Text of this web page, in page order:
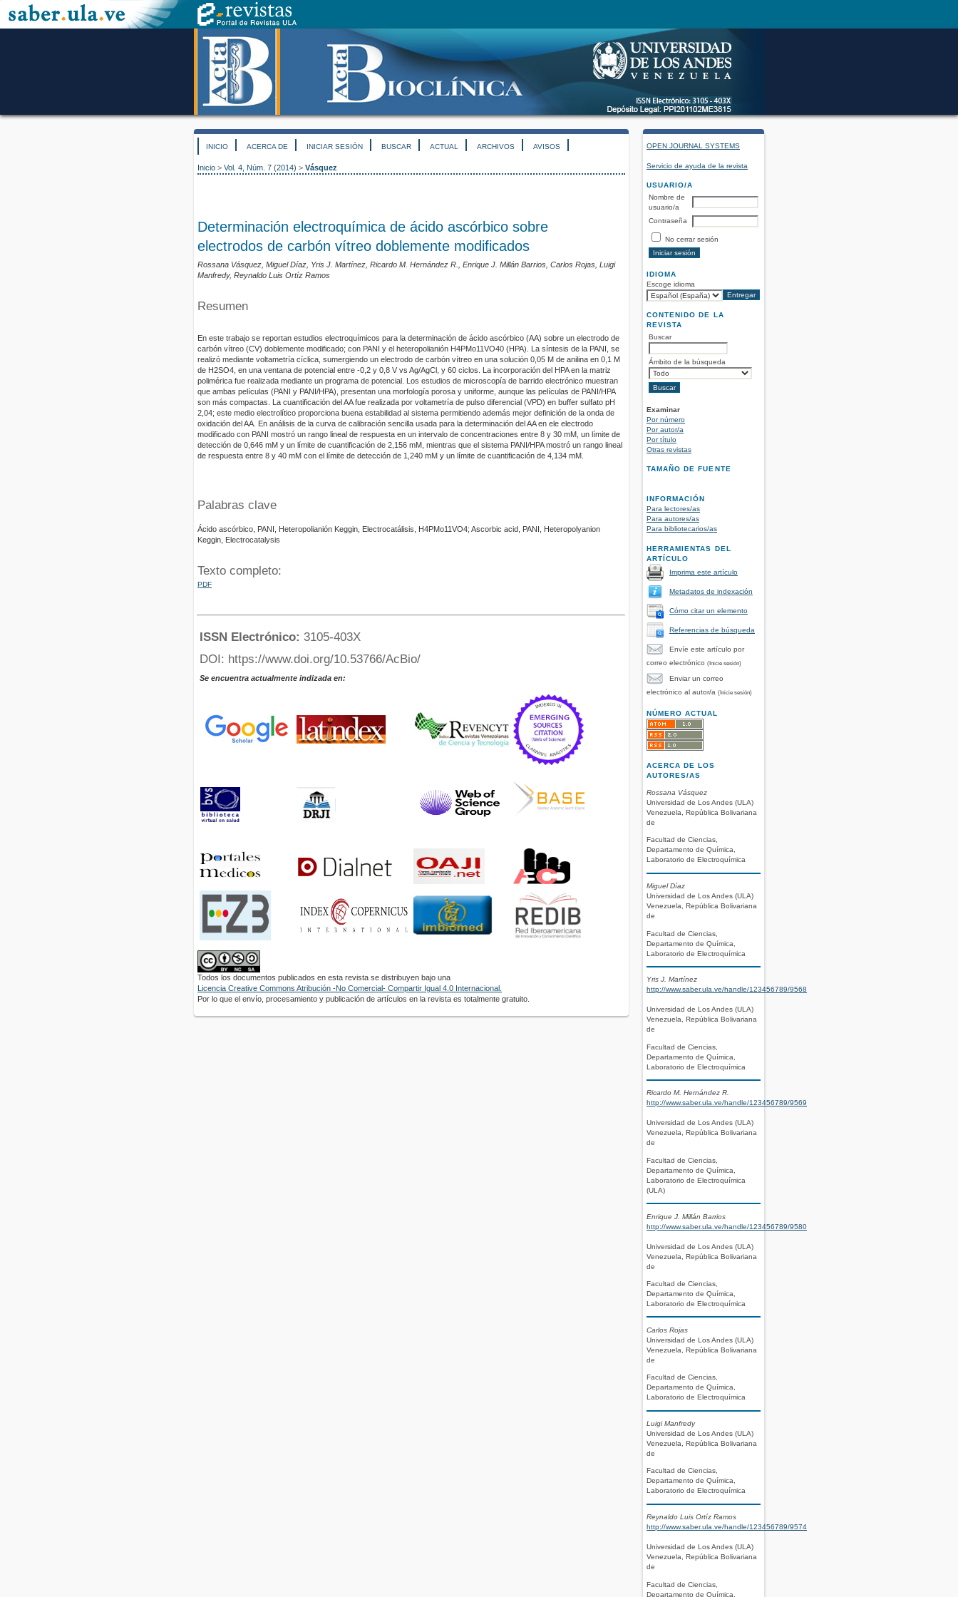
OPEN JOURNAL SYSTEMS
Servicio de ayuda de la revista
USUARIO/A
Nombre de
usuario/a
Contraseña
No cerrar sesión
IDIOMA
Escoge idioma
CONTENIDO DE LA
REVISTA
Buscar
Ámbito de la búsqueda
Examinar
Por número
Por autor/a
Por título
Otras revistas
TAMAÑO DE FUENTE
INFORMACIÓN
Para lectores/as
Para autores/as
Para bibliotecarios/as
HERRAMIENTAS DEL
ARTÍCULO
Imprima este artículo
Metadatos de indexación
Cómo citar un elemento
Referencias de búsqueda
Envíe este artículo por
correo electrónico (Inicie sesión)
Enviar un correo
electrónico al autor/a (Inicie sesión)
NÚMERO ACTUAL
ACERCA DE LOS
AUTORES/AS
Rossana Vásquez
Universidad de Los Andes (ULA)
Venezuela, República Bolivariana
de
Facultad de Ciencias,
Departamento de Química,
Laboratorio de Electroquímica
Miguel Díaz
Universidad de Los Andes (ULA)
Venezuela, República Bolivariana
de
Facultad de Ciencias,
Departamento de Química,
Laboratorio de Electroquímica
Yris J. Martínez
http://www.saber.ula.ve/handle/123456789/9568
Universidad de Los Andes (ULA)
Venezuela, República Bolivariana
de
Facultad de Ciencias,
Departamento de Química,
Laboratorio de Electroquímica
Ricardo M. Hernández R.
http://www.saber.ula.ve/handle/123456789/9569
Universidad de Los Andes (ULA)
Venezuela, República Bolivariana
de
Facultad de Ciencias,
Departamento de Química,
Laboratorio de Electroquímica
(ULA)
Enrique J. Millán Barrios
http://www.saber.ula.ve/handle/123456789/9580
Universidad de Los Andes (ULA)
Venezuela, República Bolivariana
de
Facultad de Ciencias,
Departamento de Química,
Laboratorio de Electroquímica
Carlos Rojas
Universidad de Los Andes (ULA)
Venezuela, República Bolivariana
de
Facultad de Ciencias,
Departamento de Química,
Laboratorio de Electroquímica
Luigi Manfredy
Universidad de Los Andes (ULA)
Venezuela, República Bolivariana
de
Facultad de Ciencias,
Departamento de Química,
Laboratorio de Electroquímica
Reynaldo Luis Ortíz Ramos
http://www.saber.ula.ve/handle/123456789/9574
Universidad de Los Andes (ULA)
Venezuela, República Bolivariana
de
Facultad de Ciencias,
Departamento de Química,
INICIO ACERCA DE INICIAR SESIÓN BUSCAR ACTUAL ARCHIVOS AVISOS
Inicio > Vol. 4, Núm. 7 (2014) > Vásquez
Determinación electroquímica de ácido ascórbico sobre
electrodos de carbón vítreo doblemente modificados
Rossana Vásquez, Miguel Díaz, Yris J. Martínez, Ricardo M. Hernández R., Enrique J. Millán Barrios, Carlos Rojas, Luigi
Manfredy, Reynaldo Luis Ortíz Ramos
Resumen
En este trabajo se reportan estudios electroquímicos para la determinación de ácido ascórbico (AA) sobre un electrodo de
carbón vítreo (CV) doblemente modificado; con PANI y el heteropolianión H4PMo11VO40 (HPA). La síntesis de la PANI, se
realizó mediante voltametría cíclica, sumergiendo un electrodo de carbón vítreo en una solución 0,05 M de anilina en 0,1 M
de H2SO4, en una ventana de potencial entre -0,2 y 0,8 V vs Ag/AgCl, y 60 ciclos. La incorporación del HPA en la matriz
polimérica fue realizada mediante un programa de potencial. Los estudios de microscopía de barrido electrónico muestran
que ambas películas (PANI y PANI/HPA), presentan una morfología porosa y uniforme, aunque las películas de PANI/HPA
son más compactas. La cuantificación del AA fue realizada por voltametría de pulso diferencial (VPD) en buffer sulfato pH
2,04; este medio electrolítico proporciona buena estabilidad al sistema permitiendo además mejor definición de la onda de
oxidación del AA. En análisis de la curva de calibración sencilla usada para la determinación del AA en ele electrodo
modificado con PANI mostró un rango lineal de respuesta en un intervalo de concentraciones entre 8 y 30 mM, un límite de
detección de 0,646 mM y un límite de cuantificación de 2,156 mM, mientras que el sistema PANI/HPA mostró un rango lineal
de respuesta entre 8 y 40 mM con el límite de detección de 1,240 mM y un límite de cuantificación de 4,134 mM.
Palabras clave
Ácido ascórbico, PANI, Heteropolianión Keggin, Electrocatálisis, H4PMo11VO4; Ascorbic acid, PANI, Heteropolyanion
Keggin, Electrocatalysis
Texto completo:
PDF
ISSN Electrónico: 3105-403X
DOI: https://www.doi.org/10.53766/AcBio/
Se encuentra actualmente indizada en:
Todos los documentos publicados en esta revista se distribuyen bajo una
Licencia Creative Commons Atribución -No Comercial- Compartir Igual 4.0 Internacional.
Por lo que el envío, procesamiento y publicación de artículos en la revista es totalmente gratuito.